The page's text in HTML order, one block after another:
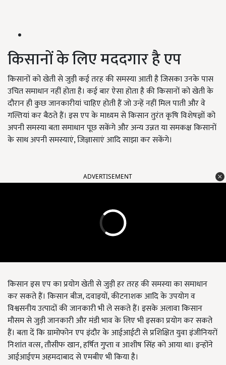
किसानों के लिए मददगार है एप
किसानों को खेती से जुड़ी कई तरह की समस्या आती है जिसका उनके पास
उचित समाधान नहीं होता है। कई बार ऐसा होता है की किसानों को खेती के
दौरान ही कुछ जानकारीयां चाहिए होती हैं जो उन्हें नहीं मिल पाती और वे
गल्तियां कर बैठते हैं। इस एप के माध्यम से किसान तुरंत कृषि विशेषज्ञों को
अपनी समस्या बता समाधान पूछ सकेंगे और अन्य उन्नत या समकक्ष किसानों
के साथ अपनी समस्याएं, जिज्ञासाएं आदि साझा कर सकेंगे।
ADVERTISEMENT
किसान इस एप का प्रयोग खेती से जुड़ी हर तरह की समस्या का समाधान
कर सकते हैं। किसान बीज, दवाइयों, कीटनाशक आदि के उपयोग व
विश्वसनीय उत्पादों की जानकारी भी ले सकते हैं। इसके अलावा किसान
मौसम से जुड़ी जानकारी और मंडी भाव के लिए भी इसका प्रयोग कर सकते
हैं। बता दें कि ग्रामोफोन एप इंदौर के आईआईटी से प्रशिक्षित युवा इंजीनियरों
निशांत वत्स, तौसीफ खान, हर्षित गुप्ता व आशीष सिंह को आया था। इन्होंने
आईआईएम अहमदाबाद से एमबीए भी किया है।